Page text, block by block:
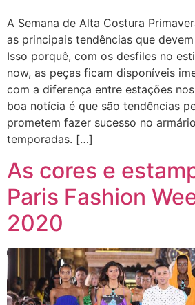
A Semana de Alta Costura
as principais tendências que
Isso porquê, com os desfiles no
now, as peças ficam disponíveis
com a diferença entre estações
boa notícia é que são tendências
prometem fazer sucesso no
temporadas. […]
As cores e
Paris Fashion
2020